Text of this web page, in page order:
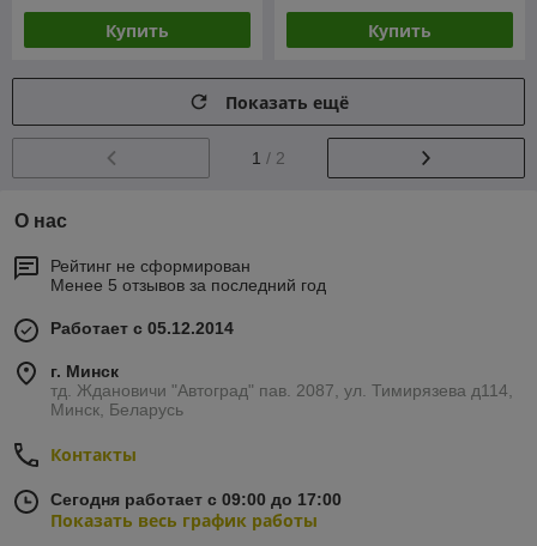
Купить Купить
Показать ещё
1 / 2
О нас
Рейтинг не сформирован
Менее 5 отзывов за последний год
Работает с 05.12.2014
г. Минск
тд. Ждановичи "Автоград" пав. 2087, ул. Тимирязева д114,
Минск, Беларусь
Контакты
Сегодня работает с 09:00 до 17:00
Показать весь график работы